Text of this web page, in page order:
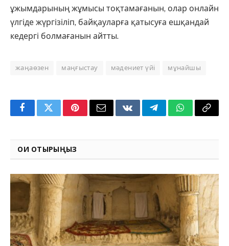
ұжымдарының жұмысы тоқтамағанын, олар онлайн
үлгіде жүргізіліп, байқауларға қатысуға ешқандай
кедергі болмағанын айтты.
жаңаөзен маңғыстау мәдениет үйі мұнайшы
FacebookTwitterPinterestEmail VKontakteTelegramWhatsApp
Copy
ОҚИ ОТЫРЫҢЫЗ